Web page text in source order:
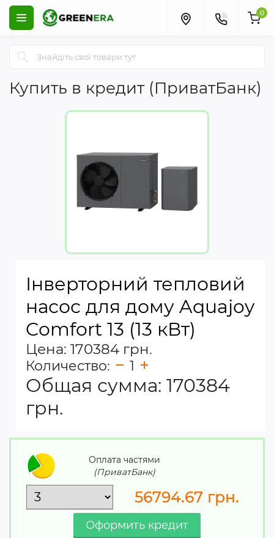
0
Купить в кредит (ПриватБанк)
Інверторний тепловий
насос для дому Aquajoy
Comfort 13 (13 кВт)
Цена: 170384 грн.
Количество: 1
Общая сумма: 170384
грн.
Оплата частями
(ПриватБанк)
56794.67 грн.